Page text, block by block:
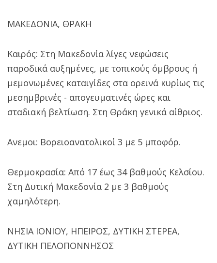
ΜΑΚΕΔΟΝΙΑ, ΘΡΑΚΗ
Καιρός: Στη Μακεδονία λίγες νεφώσεις
παροδικά αυξημένες, με τοπικούς όμβρους ή
μεμονωμένες καταιγίδες στα ορεινά κυρίως τις
μεσημβρινές - απογευματινές ώρες και
σταδιακή βελτίωση. Στη Θράκη γενικά αίθριος.
Ανεμοι: Βορειοανατολικοί 3 με 5 μποφόρ.
Θερμοκρασία: Από 17 έως 34 βαθμούς Κελσίου.
Στη Δυτική Μακεδονία 2 με 3 βαθμούς
χαμηλότερη.
ΝΗΣΙΑ ΙΟΝΙΟΥ, ΗΠΕΙΡΟΣ, ΔΥΤΙΚΗ ΣΤΕΡΕΑ,
ΔΥΤΙΚΗ ΠΕΛΟΠΟΝΝΗΣΟΣ